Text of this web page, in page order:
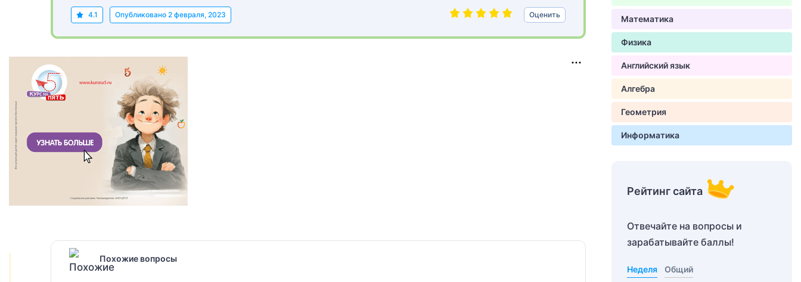
4.1 Опубликовано 2 февраля, 2023 Оценить
Похожие вопросы
Математика
Физика
Английский язык
Алгебра
Геометрия
Информатика
Рейтинг сайта
Отвечайте на вопросы и
зарабатывайте баллы!
Неделя Общий